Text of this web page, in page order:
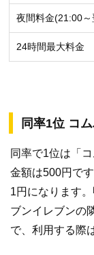
夜間料金(21:00
24時間最大料金
同率1位 コ
同率で1位は「
金額は500円で
1円になります
ブンイレブンの
で、利用する際